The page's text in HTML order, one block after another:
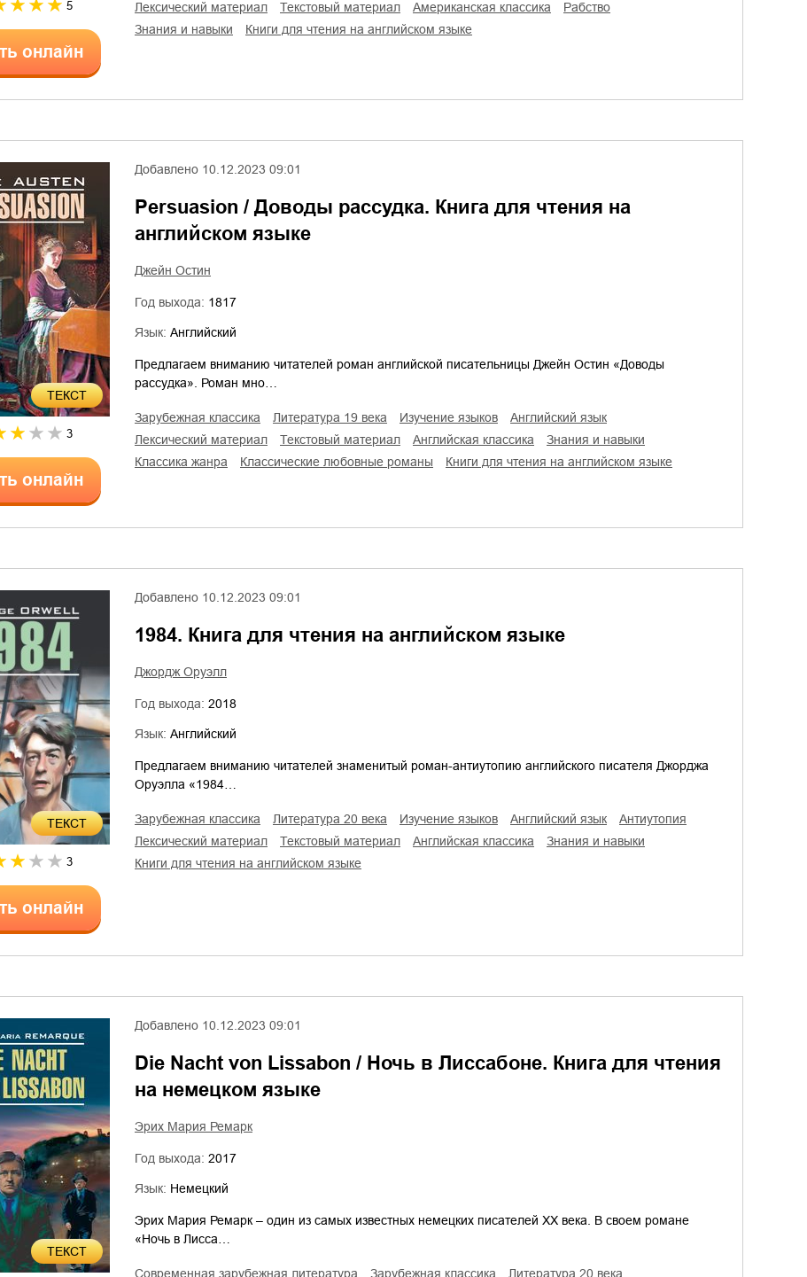
5
онлайн
лексический материал
текстовый материал американская классика
рабство
знания и навыки
книги для чтения на английском языке
ТЕКСТ
3
онлайн
Добавлено 10.12.2023 09:01
Persuasion / Доводы рассудка. Книга для чтения на
английском языке
Джейн Остин
Год выхода: 1817
Язык: Английский
Предлагаем вниманию читателей роман английской писательницы Джейн Остин «Доводы
рассудка». Роман мно…
зарубежная классика литература 19 века изучение языков
английский язык
лексический материал
текстовый материал английская классика
знания и навыки
классика жанра
классические любовные романы книги для чтения на английском языке
ТЕКСТ
3
онлайн
Добавлено 10.12.2023 09:01
1984. Книга для чтения на английском языке
Джордж Оруэлл
Год выхода: 2018
Язык: Английский
Предлагаем вниманию читателей знаменитый роман-антиутопию английского писателя Джорджа
Оруэлла «1984…
зарубежная классика литература 20 века изучение языков английский язык
антиутопия
лексический материал
текстовый материал английская классика
знания и навыки
книги для чтения на английском языке
ТЕКСТ
Добавлено 10.12.2023 09:01
Die Nacht von Lissabon / Ночь в Лиссабоне. Книга для чтения
на немецком языке
Эрих Мария Ремарк
Год выхода: 2017
Язык: Немецкий
Эрих Мария Ремарк – один из самых известных немецких писателей XX века. В своем романе
«Ночь в Лисса…
современная зарубежная литература зарубежная классика литература 20 века